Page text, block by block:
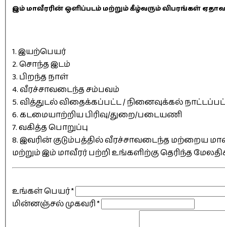
இம் மாவீரரின் ஒளிப்படம் மற்றும் கீழ்வரும் விபரங்கள்
1. இயற்பெயர்
2. சொந்த இடம்
3. பிறந்த நாள்
4. வீரச்சாவடைந்த சம்பவம்
5. வித்துடல் விதைக்கப்பட்ட / நினைவுக்கல்
6. கடமையாற்றிய பிரிவு/துறை/படையணி
7. வகித்த பொறுப்பு
8. இவரின் குடும்பத்தில் வீரச்சாவடைந்த மற்றைய
மற்றும் இம் மாவீரர் பற்றி உங்களிற்கு தெரிந்த
உங்கள் பெயர்*
மின்னஞ்சல் முகவரி*